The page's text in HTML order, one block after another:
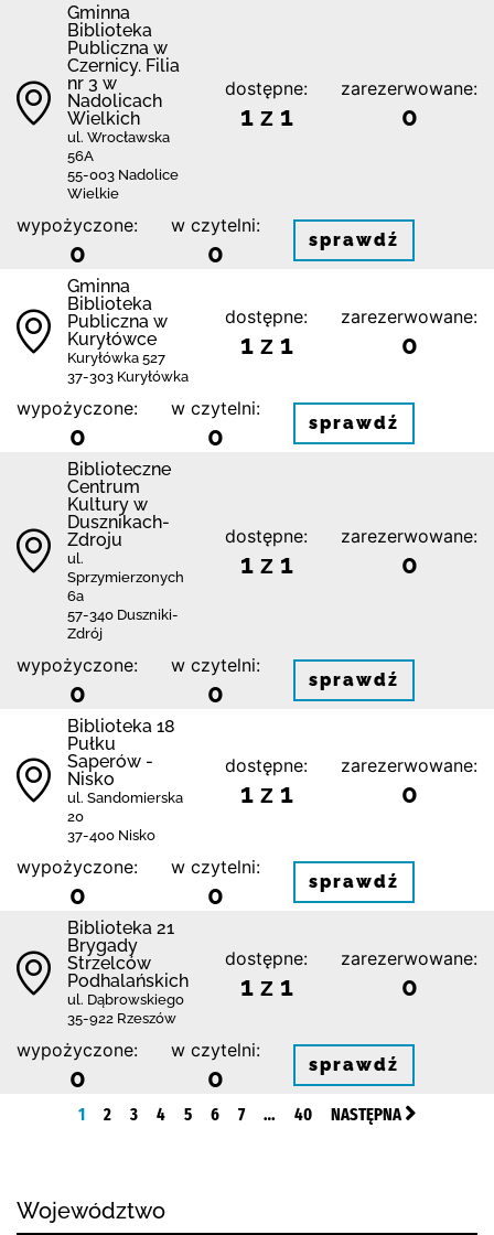
Gminna
Biblioteka
Publiczna w
Czernicy. Filia
nr 3 w
Nadolicach
Wielkich
ul. Wrocławska
56A
55-003 Nadolice
Wielkie
dostępne:
1 z 1
zarezerwowane:
0
wypożyczone:
0
w czytelni:
0 sprawdź
Gminna
Biblioteka
Publiczna w
Kuryłówce
Kuryłówka 527
37-303 Kuryłówka
dostępne:
1 z 1
zarezerwowane:
0
wypożyczone:
0
w czytelni:
0 sprawdź
Biblioteczne
Centrum
Kultury w
Dusznikach-
Zdroju
ul.
Sprzymierzonych
6a
57-340 Duszniki-
Zdrój
dostępne:
1 z 1
zarezerwowane:
0
wypożyczone:
0
w czytelni:
0 sprawdź
Biblioteka 18
Pułku
Saperów -
Nisko
ul. Sandomierska
20
37-400 Nisko
dostępne:
1 z 1
zarezerwowane:
0
wypożyczone:
0
w czytelni:
0 sprawdź
Biblioteka 21
Brygady
Strzelców
Podhalańskich
ul. Dąbrowskiego
35-922 Rzeszów
dostępne:
1 z 1
zarezerwowane:
0
wypożyczone:
0
w czytelni:
0 sprawdź
1 2 3 4 5 6 7 … 40 NASTĘPNA
Województwo